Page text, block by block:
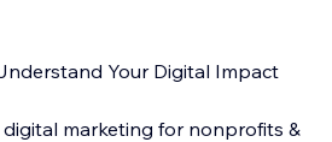
Your Digital Impact
marketing for nonprofits &